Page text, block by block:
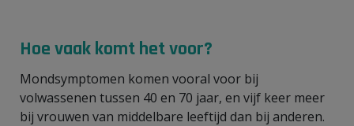
Hoe vaak komt het voor?
Mondsymptomen komen vooral voor bij
volwassenen tussen 40 en 70 jaar, en vijf keer meer
bij vrouwen van middelbare leeftijd dan bij anderen.